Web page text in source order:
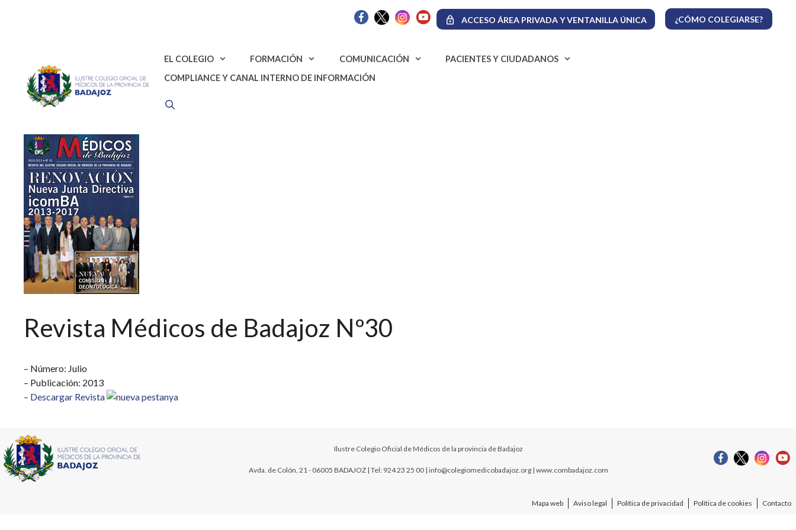
ACCESO ÁREA PRIVADA Y VENTANILLA ÚNICA ¿CÓMO COLEGIARSE?
EL COLEGIO FORMACIÓN COMUNICACIÓN
PACIENTES Y CIUDADANOS
COMPLIANCE Y CANAL INTERNO DE INFORMACIÓN
Revista Médicos de Badajoz Nº30
– Número: Julio
– Publicación: 2013
– Descargar Revista
Ilustre Colegio Oficial de Médicos de la provincia de Badajoz
Avda. de Colón, 21 - 06005 BADAJOZ | Tel: 924 23 25 00 | info@colegiomedicobadajoz.org | www.combadajoz.com
Mapa web Aviso legal Política de privacidad Política de cookies Contacto